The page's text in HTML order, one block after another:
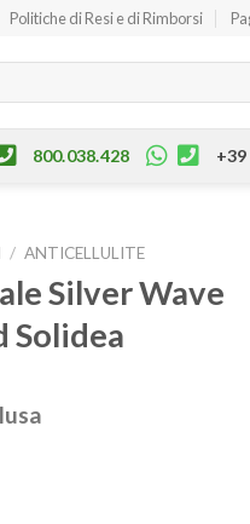
Politiche di Resi e di Rimborsi
800.038.428
/ ANTICELLULITE
Silver Wave
Solidea